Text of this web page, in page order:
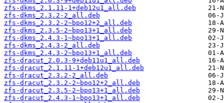
zfs-dkms_2.1.11-1+deb12u1_all.deb
zfs-dkms_2.3.2-2_all.deb
zfs-dkms_2.3.2-2~bpo12+2_all.deb
zfs-dkms_2.3.5-2~bpo13+1_all.deb
zfs-dkms_2.4.3-1~bpo13+1_all.deb
zfs-dkms_2.4.3-2_all.deb
zfs-dkms_2.4.3-2~bpo13+1_all.deb
zfs-dracut_2.0.3-9+deb11u1_all.deb
zfs-dracut_2.1.11-1+deb12u1_all.deb
zfs-dracut_2.3.2-2_all.deb
zfs-dracut_2.3.2-2~bpo12+2_all.deb
zfs-dracut_2.3.5-2~bpo13+1_all.deb
zfs-dracut_2.4.3-1~bpo13+1_all.deb